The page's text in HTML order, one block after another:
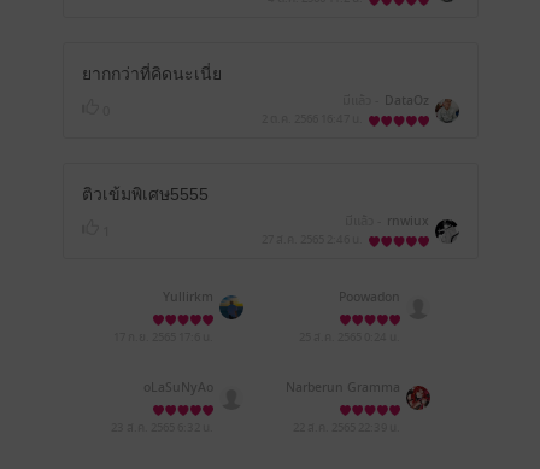
ยากกว่าที่คิดนะเนี่ย
DataOz
ติวเข้มพิเศษ5555
rnwiux
Yullirkm Poowadon
oLaSuNyAo Narberun Gramma